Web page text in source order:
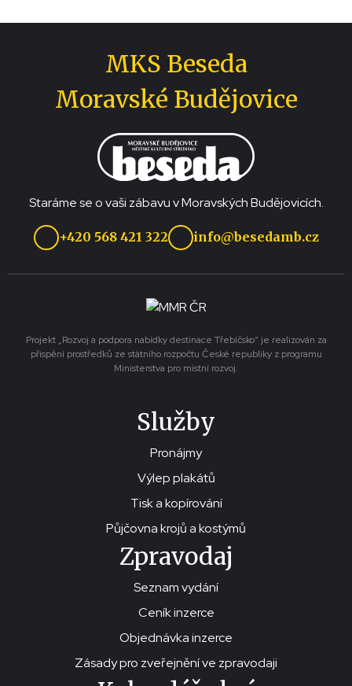
MKS Beseda
Moravské Budějovice
Staráme se o vaši zábavu v Moravských Budějovicích.
+420 568 421 322 info@besedamb.cz
Projekt „Rozvoj a podpora nabídky destinace Třebíčsko“ je realizován za
přispění prostředků ze státního rozpočtu České republiky z programu
Ministerstva pro místní rozvoj.
Služby
Pronájmy
Výlep plakátů
Tisk a kopírování
Půjčovna krojů a kostýmů
Zpravodaj
Seznam vydání
Ceník inzerce
Objednávka inzerce
Zásady pro zveřejnění ve zpravodaji